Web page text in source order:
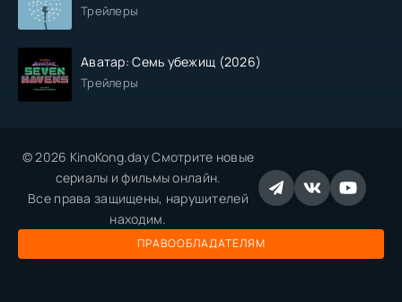
Трейлеры
Аватар: Семь убежищ (2026)
Трейлеры
© 2026 KinoKong.day Смотрите новые
сериалы и фильмы онлайн.
Все права защищены, нарушителей
находим.
ПРАВООБЛАДАТЕЛЯМ